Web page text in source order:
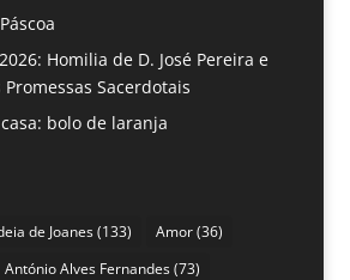
Homilia de D. José Pereira e
Promessas Sacerdotais
bolo de laranja
de Joanes(133) Amor(36)
António Alves Fernandes(73)